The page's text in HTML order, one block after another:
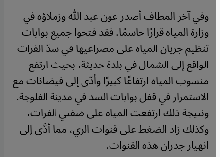
وفي آخر المطاف أصدر عون عبد الله وزملاؤه في
وزارة المياه قرارًا حاسمًا. فقد فتحوا جميع بوابات
تنظيم جريان المياه على مصراعيها في سدّ الفرات
الواقع إلى الشمال في بلدة حديثة، بحيث ارتفع
منسوب المياه ارتفاعًا كبيرًا وأدّى إلى فيضانات مع
الاستمرار في قفل بوابات السد في مدينة الفلوجة.
ونتيجة ذلك ارتفعت المياه على ضفتي الفرات،
وكذلك زاد الضغط على قنوات الري، مما أدَّى إلى
انهيار جدران هذه القنوات.